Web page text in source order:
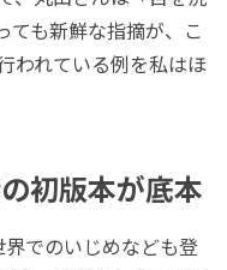
ても新鮮な指摘が、こ
われている例を私はほ
初版本が底本
でのいじめなども登